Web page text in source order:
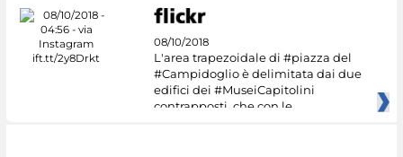
08/10/2018
L'area trapezoidale di #piazza del
#Campidoglio è delimitata dai due
edifici dei #MuseiCapitolini
contrapposti, che con le